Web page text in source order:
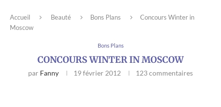
Accueil Beauté Bons Plans
Concours Winter in
Moscow
Bons Plans
CONCOURS WINTER IN MOSCOW
par Fanny 19 février 2012 123 commentaires